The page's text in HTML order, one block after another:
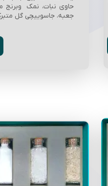
حاوی نبات، نمک وبرنج
جعبه، جاسوییچی گل